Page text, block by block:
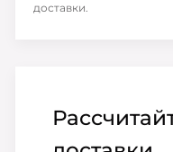
доставки.